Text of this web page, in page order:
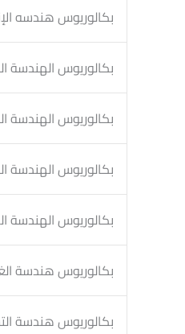
بكالوريوس هندسه
بكالوريوس الهندسة
بكالوريوس الهندسة
بكالوريوس الهندسة
بكالوريوس الهندسة
بكالوريوس هندسة
بكالوريوس هندسة